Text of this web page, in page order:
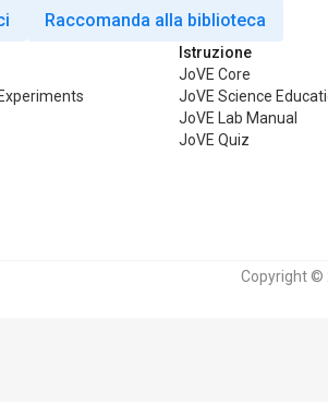
Raccomanda alla biblioteca
Istruzione
JoVE Core
JoVE Science
JoVE Lab Manual
JoVE Quiz
Copyright ©